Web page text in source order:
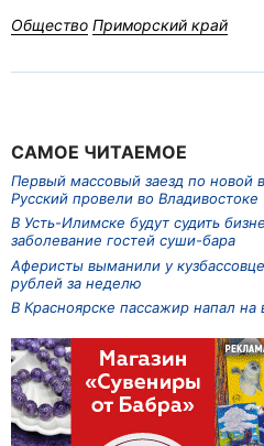
Общество Приморский край
САМОЕ ЧИТАЕМОЕ
Первый массовый заезд по новой
Русский провели во Владивостоке
В Усть-Илимске будут судить
заболевание гостей суши-бара
Аферисты выманили у
рублей за неделю
В Красноярске пассажир напал на